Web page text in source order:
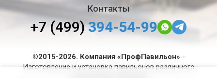
Контакты
+7 (499)394-54-99
©2015-2026. Компания «ПрофПавильон» -
Изготовление и установка павильонов различного